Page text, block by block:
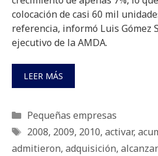
colocación de casi 60 mil
referencia, informó Luis Gómez
ejecutivo de la AMDA.
LEER MÁS
Categorías
Pequeñas empresas
Etiquetas
2008, 2009, 2010, activar,
admitieron, adquisición,